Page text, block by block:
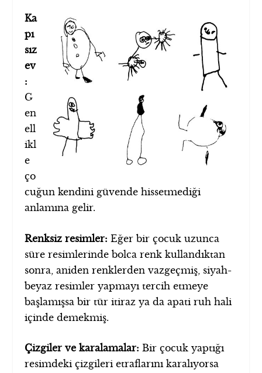
Ka
pı
sız
ev
:
G
en
ell
ikl
e
ço
cuğun kendini güvende hissetmediği
anlamına gelir.
Renksiz resimler:Eğer bir çocuk uzunca
süre resimlerinde bolca renk kullandıktan
sonra, aniden renklerden vazgeçmiş, siyah-
beyaz resimler yapmayı tercih etmeye
başlamışsa bir tür itiraz ya da apati ruh hali
içinde demekmiş.
Çizgiler ve karalamalar:Bir çocuk yaptığı
resimdeki çizgileri etraflarını karalıyorsa